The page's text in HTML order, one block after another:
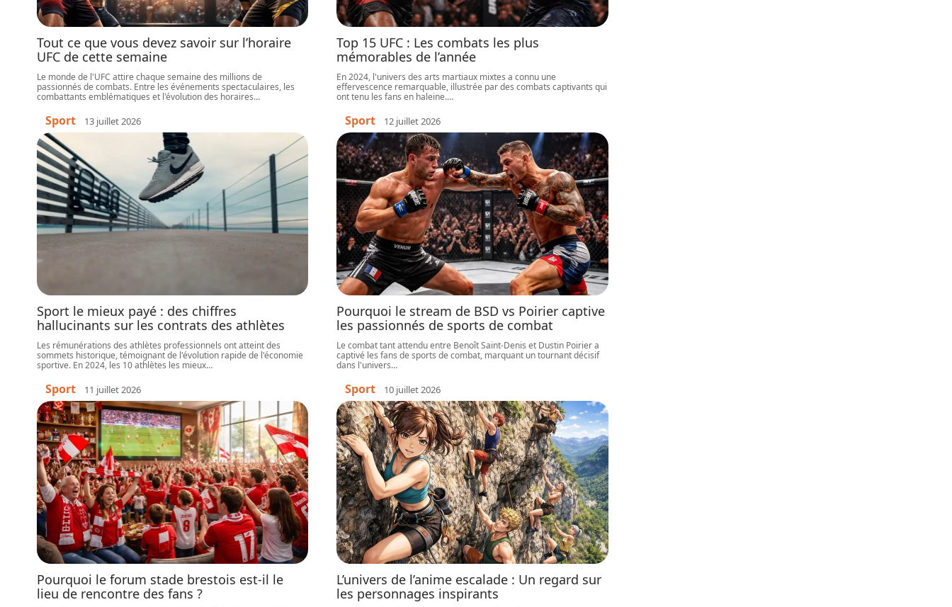
Tout ce que vous devez savoir sur l’horaire
UFC de cette semaine
Le monde de l'UFC attire chaque semaine des millions de
passionnés de combats. Entre les événements spectaculaires, les
combattants emblématiques et l'évolution des horaires…
Sport 13 juillet 2026
Top 15 UFC : Les combats les plus
mémorables de l’année
En 2024, l'univers des arts martiaux mixtes a connu une
effervescence remarquable, illustrée par des combats captivants qui
ont tenu les fans en haleine.…
Sport 12 juillet 2026
Sport le mieux payé : des chiffres
hallucinants sur les contrats des athlètes
Les rémunérations des athlètes professionnels ont atteint des
sommets historique, témoignant de l'évolution rapide de l'économie
sportive. En 2024, les 10 athlètes les mieux…
Sport 11 juillet 2026
Pourquoi le stream de BSD vs Poirier captive
les passionnés de sports de combat
Le combat tant attendu entre Benoît Saint-Denis et Dustin Poirier a
captivé les fans de sports de combat, marquant un tournant décisif
dans l'univers…
Sport 10 juillet 2026
Pourquoi le forum stade brestois est-il le
lieu de rencontre des fans ?
L’univers de l’anime escalade : Un regard sur
les personnages inspirants